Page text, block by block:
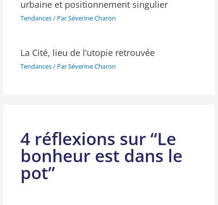
urbaine et positionnement singulier
Tendances/ ParSéverine Charon
La Cité, lieu de l’utopie retrouvée
Tendances/ ParSéverine Charon
4 réflexions sur “Le
bonheur est dans le
pot”